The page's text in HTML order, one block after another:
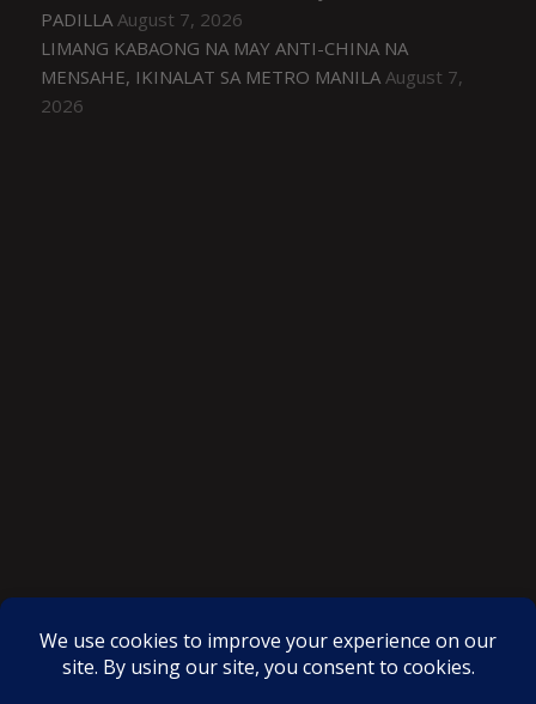
PADILLA August 7, 2026
LIMANG KABAONG NA MAY ANTI-CHINA NA
MENSAHE, IKINALAT SA METRO MANILA August 7,
2026